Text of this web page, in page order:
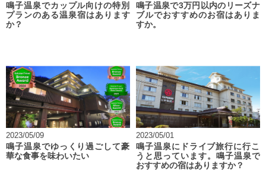
鳴子温泉でカップル向けの特別
プランのある温泉宿はあります
か？
鳴子温泉で3万円以内のリーズナ
ブルでおすすめのお宿はありま
すか。
2023/05/09
鳴子温泉でゆっくり過ごして豪
華な食事を味わいたい
2023/05/01
鳴子温泉にドライブ旅行に行こ
うと思っています。鳴子温泉で
おすすめの宿はありますか？